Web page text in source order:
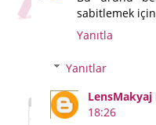
sabitlemek
Yanıtla
Yanıtlar
LensMakyaj
18:26